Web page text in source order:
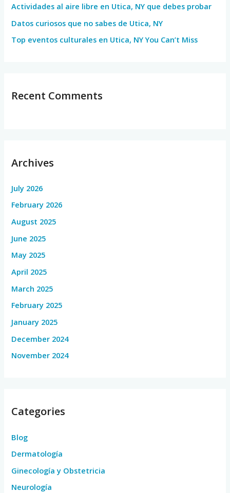
:Actividades al aire libre en Utica, NY que debes probar
Datos curiosos que no sabes de Utica, NY
Top eventos culturales en Utica, NY You Can’t Miss
Recent Comments
Archives
July 2026
February 2026
August 2025
June 2025
May 2025
April 2025
March 2025
February 2025
January 2025
December 2024
November 2024
Categories
Blog
Dermatología
Ginecología y Obstetricia
Neurología